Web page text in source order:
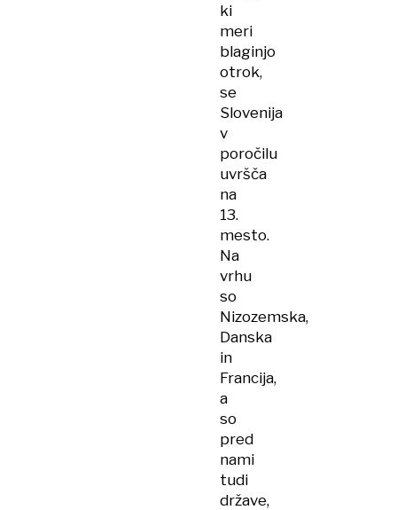
ki
meri
blaginjo
otrok,
se
Slovenija
v
poročilu
uvršča
na
13.
mesto.
Na
vrhu
so
Nizozemska,
Danska
in
Francija,
a
so
pred
nami
tudi
države,